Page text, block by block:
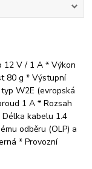
12 V / 1 A * Výkon
80 g * Výstupní
W2E (evropská
1 A * Rozsah
kabelu 1.4
odběru (OLP) a
* Provozní